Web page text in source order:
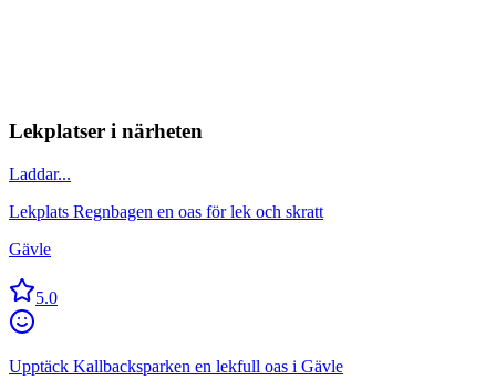
Lekplatser i närheten
Laddar...
Lekplats Regnbagen en oas för lek och skratt
Gävle
5.0
Upptäck Kallbacksparken en lekfull oas i Gävle